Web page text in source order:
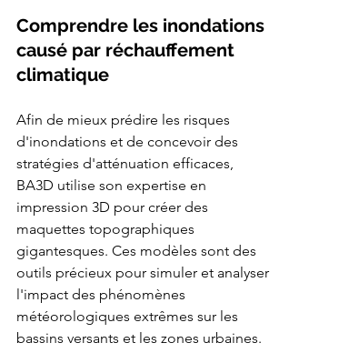
Comprendre les inondations
causé par réchauffement
climatique
Afin de mieux prédire les risques
d'inondations et de concevoir des
stratégies d'atténuation efficaces,
BA3D utilise son expertise en
impression 3D pour créer des
maquettes topographiques
gigantesques. Ces modèles sont des
outils précieux pour simuler et analyser
l'impact des phénomènes
météorologiques extrêmes sur les
bassins versants et les zones urbaines.